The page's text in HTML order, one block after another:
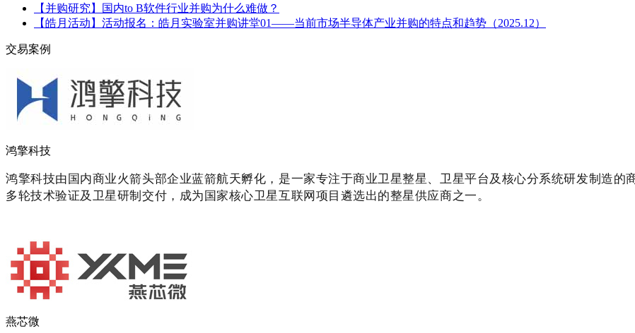
【并购研究】国内to B软件行业并购为什么难做？
【皓月活动】活动报名：皓月实验室并购讲堂01——当前市场半导体产业并购的特点和趋势（2025.12）
交易案例
鸿擎科技
鸿擎科技由国内商业火箭头部企业蓝箭航天孵化，是一家专注于商业卫星整星、卫星平台及核心分系统研发制造的
多轮技术验证及卫星研制交付，成为国家核心卫星互联网项目遴选出的整星供应商之一。
燕芯微